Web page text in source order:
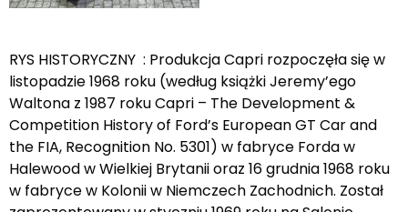
RYS HISTORYCZNY : Produkcja Capri rozpoczęła się w
listopadzie 1968 roku (według książki Jeremy’ego
Waltona z 1987 roku Capri – The Development &
Competition History of Ford’s European GT Car and
the FIA, Recognition No. 5301) w fabryce Forda w
Halewood w Wielkiej Brytanii oraz 16 grudnia 1968 roku
w fabryce w Kolonii w Niemczech Zachodnich. Został